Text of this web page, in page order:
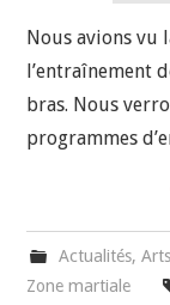
Nous avions vu
l’entraînement
bras. Nous
programmes
Actualités,
Zone martiale